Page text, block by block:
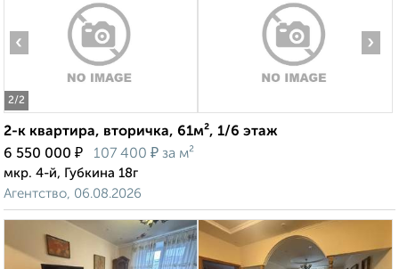
2/2
‹ ›
2-к квартира, вторичка, 61м², 1/6 этаж
6 550 000 ₽ 107 400 ₽ за м²
мкр. 4-й, Губкина 18г
Агентство, 06.08.2026